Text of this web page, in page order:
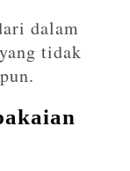
dalam
tidak